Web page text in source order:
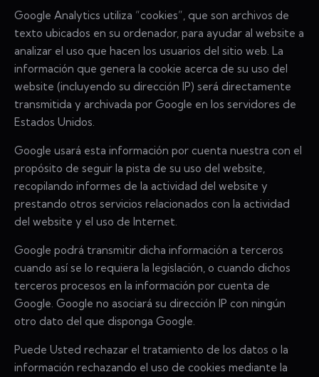
Google Analytics utiliza “cookies”, que son archivos de
texto ubicados en su ordenador, para ayudar al website a
analizar el uso que hacen los usuarios del sitio web. La
información que genera la cookie acerca de su uso del
website (incluyendo su dirección IP) será directamente
transmitida y archivada por Google en los servidores de
Estados Unidos.
Google usará esta información por cuenta nuestra con el
propósito de seguir la pista de su uso del website,
recopilando informes de la actividad del website y
prestando otros servicios relacionados con la actividad
del website y el uso de Internet.
Google podrá transmitir dicha información a terceros
cuando así se lo requiera la legislación, o cuando dichos
terceros procesos en la información por cuenta de
Google. Google no asociará su dirección IP con ningún
otro dato del que disponga Google.
Puede Usted rechazar el tratamiento de los datos o la
información rechazando el uso de cookies mediante la